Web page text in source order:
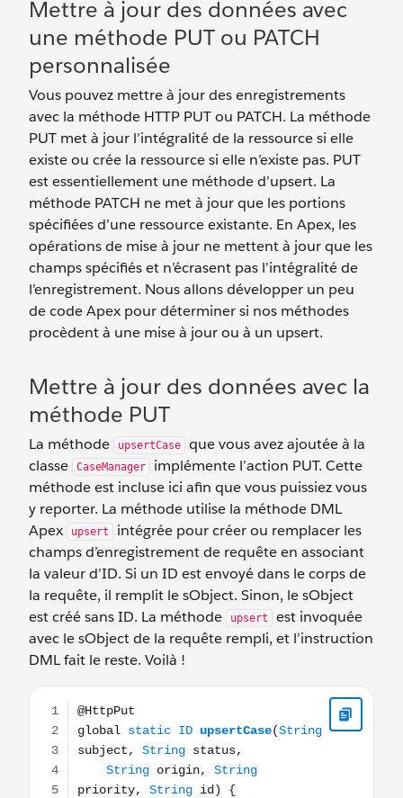
Mettre à jour des données avec
une méthode PUT ou PATCH
personnalisée
Vous pouvez mettre à jour des enregistrements
avec la méthode HTTP PUT ou PATCH. La méthode
PUT met à jour l’intégralité de la ressource si elle
existe ou crée la ressource si elle n’existe pas. PUT
est essentiellement une méthode d’upsert. La
méthode PATCH ne met à jour que les portions
spécifiées d’une ressource existante. En Apex, les
opérations de mise à jour ne mettent à jour que les
champs spécifiés et n’écrasent pas l’intégralité de
l’enregistrement. Nous allons développer un peu
de code Apex pour déterminer si nos méthodes
procèdent à une mise à jour ou à un upsert.
Mettre à jour des données avec la
méthode PUT
La méthode upsertCase
que vous avez ajoutée à la
classe
CaseManager
implémente l’action PUT. Cette
méthode est incluse ici afin que vous puissiez vous
y reporter. La méthode utilise la méthode DML
Apex
upsert
intégrée pour créer ou remplacer les
champs d’enregistrement de requête en associant
la valeur d’ID. Si un ID est envoyé dans le corps de
la requête, il remplit le sObject. Sinon, le sObject
est créé sans ID. La méthode
upsert
est invoquée
avec le sObject de la requête rempli, et l’instruction
DML fait le reste. Voilà !
@HttpPut global static ID upsertCase(String subject,